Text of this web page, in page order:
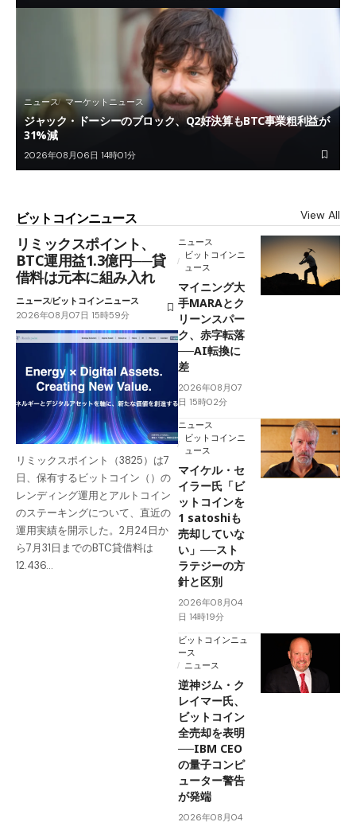
ニュース マーケットニュース
ジャック・ドーシーのブロック、Q2好決算もBTC事業粗利益が
31%減
2026年08月06日 14時01分
ビットコインニュース View All
リミックスポイント、
BTC運用益1.3億円──貸
借料は元本に組み入れ
ニュースビットコインニュース
2026年08月07日 15時59分
リミックスポイント（3825）は7
日、保有するビットコイン（）の
レンディング運用とアルトコイン
のステーキングについて、直近の
運用実績を開示した。2月24日か
ら7月31日までのBTC貸借料は
12.436…
ニュース
ビットコインニ
ュース
マイニング大
手MARAとク
リーンスパー
ク、赤字転落
──AI転換に
差
2026年08月07
日 15時02分
ニュース
ビットコインニ
ュース
マイケル・セ
イラー氏「ビ
ットコインを
1 satoshiも
売却していな
い」──スト
ラテジーの方
針と区別
2026年08月04
日 14時19分
ビットコインニュ
ース
ニュース
逆神ジム・ク
レイマー氏、
ビットコイン
全売却を表明
──IBM CEO
の量子コンピ
ューター警告
が発端
2026年08月04